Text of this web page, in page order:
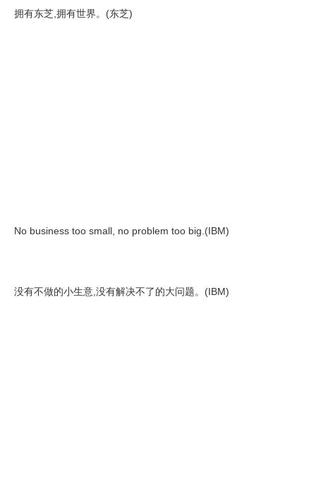
拥有东芝,拥有世界。(东芝)
No business too small, no problem too big.(IBM)
没有不做的小生意,没有解决不了的大问题。(IBM)